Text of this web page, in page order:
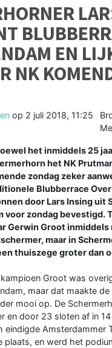
EN
NK
op 2 juli 2018, 11:25
het inmiddels 25
het NK
zondag zeker
Blubberrace
door Lars Insing uit
voor zondag bevestigd.
Gerwin Groot inmiddels
maar in
thuiszege groter dan
Groot was
maar dat maakte de
mooi op. De
en door 23 sloten af in 14
eindigde Amsterdammer
plaats, en werd het